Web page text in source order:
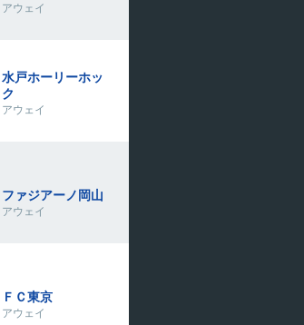
アウェイ
水戸ホーリーホッ
ク
アウェイ
ファジアーノ岡山
アウェイ
ＦＣ東京
アウェイ